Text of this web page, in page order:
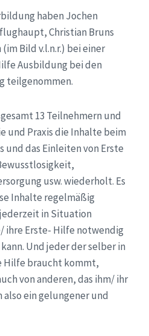
haben Jochen
Christian Bruns
Bild v.l.n.r.) bei einer
Ausbildung bei den
teilgenommen.
13 Teilnehmern und
und Praxis die Inhalte beim
und das Einleiten von Erste
usw. wiederholt. Es
Inhalte regelmäßig
in Situation
ihre Erste- Hilfe notwendig
Und jeder der selber in
Hilfe braucht kommt,
von anderen, das ihm/ ihr
ein gelungener und